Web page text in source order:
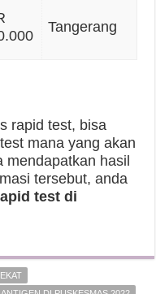
Tangerang
rapid test, bisa
mana yang akan
hasil
tersebut, anda
test di